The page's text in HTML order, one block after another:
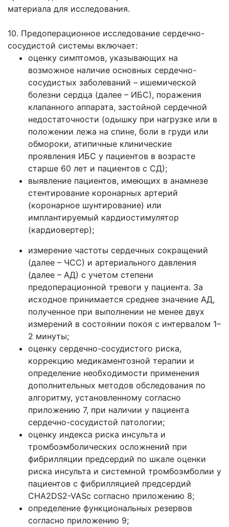
материала для исследования.
10. Предоперационное исследование сердечно-
сосудистой системы включает:
оценку симптомов, указывающих на
возможное наличие основных сердечно-
сосудистых заболеваний – ишемической
болезни сердца (далее – ИБС), поражения
клапанного аппарата, застойной сердечной
недостаточности (одышку при нагрузке или в
положении лежа на спине, боли в груди или
обмороки, атипичные клинические
проявления ИБС у пациентов в возрасте
старше 60 лет и пациентов с СД);
выявление пациентов, имеющих в анамнезе
стентирование коронарных артерий
(коронарное шунтирование) или
имплантируемый кардиостимулятор
(кардиовертер);
измерение частоты сердечных сокращений
(далее – ЧСС) и артериального давления
(далее – АД) с учетом степени
предоперационной тревоги у пациента. За
исходное принимается среднее значение АД,
полученное при выполнении не менее двух
измерений в состоянии покоя с интервалом 1–
2 минуты;
оценку сердечно-сосудистого риска,
коррекцию медикаментозной терапии и
определение необходимости применения
дополнительных методов обследования по
алгоритму, установленному согласно
приложению 7, при наличии у пациента
сердечно-сосудистой патологии;
оценку индекса риска инсульта и
тромбоэмболических осложнений при
фибрилляции предсердий по шкале оценки
риска инсульта и системной тромбоэмболии у
пациентов с фибрилляцией предсердий
CHA2DS2-VASc согласно приложению 8;
определение функциональных резервов
согласно приложению 9;